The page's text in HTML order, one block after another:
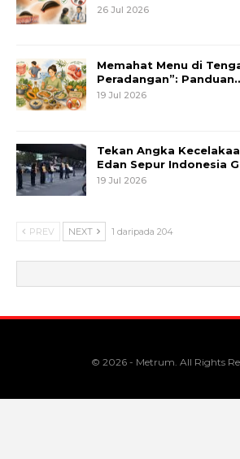
26 Jul 2026
Memahat Menu di
Peradangan”:
19 Jul 2026
Tekan Angka
Edan Sepur Indonesia
19 Jul 2026
PREV NEXT 1 daripada 204
© 2026 - Metrum. All Rights